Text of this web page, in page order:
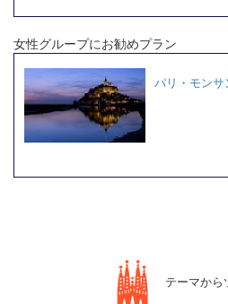
女性グループにお勧めプラン
パリ・モンサ
テーマから